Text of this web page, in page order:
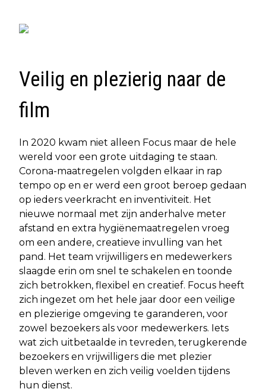
Veilig en plezierig naar de
film
In 2020 kwam niet alleen Focus maar de hele
wereld voor een grote uitdaging te staan.
Corona-maatregelen volgden elkaar in rap
tempo op en er werd een groot beroep gedaan
op ieders veerkracht en inventiviteit. Het
nieuwe normaal met zijn anderhalve meter
afstand en extra hygiënemaatregelen vroeg
om een andere, creatieve invulling van het
pand. Het team vrijwilligers en medewerkers
slaagde erin om snel te schakelen en toonde
zich betrokken, flexibel en creatief. Focus heeft
zich ingezet om het hele jaar door een veilige
en plezierige omgeving te garanderen, voor
zowel bezoekers als voor medewerkers. Iets
wat zich uitbetaalde in tevreden, terugkerende
bezoekers en vrijwilligers die met plezier
bleven werken en zich veilig voelden tijdens
hun dienst.